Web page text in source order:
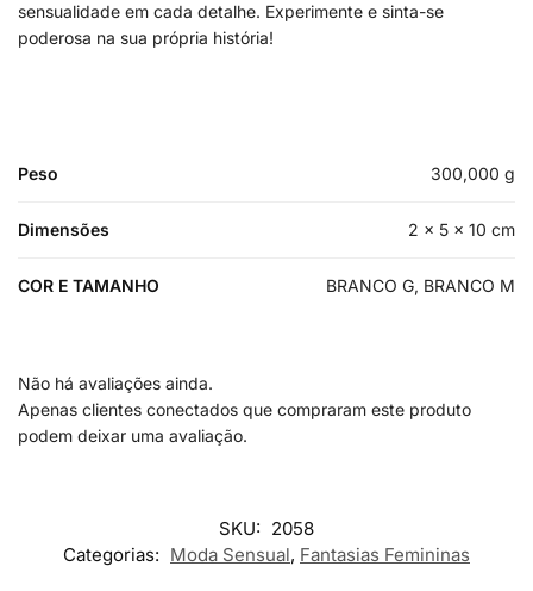
sensualidade em cada detalhe. Experimente e sinta-se
poderosa na sua própria história!
Peso 300,000 g
Dimensões 2 × 5 × 10 cm
COR E TAMANHO BRANCO G, BRANCO M
Não há avaliações ainda.
Apenas clientes conectados que compraram este produto
podem deixar uma avaliação.
SKU: 2058
Categorias: Moda Sensual, Fantasias Femininas